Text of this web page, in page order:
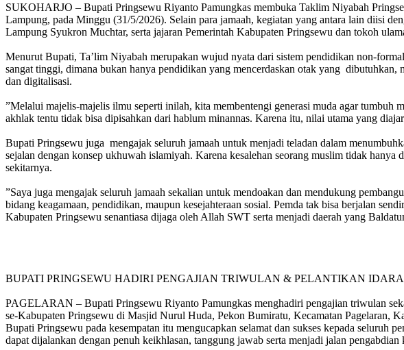
‎SUKOHARJO – Bupati Pringsewu Riyanto Pamungkas membuka Taklim Niyabah
Lampung, pada Minggu (31/5/2026). Selain para jamaah, kegiatan yang antara lain diisi
Lampung Syukron Muchtar, serta jajaran Pemerintah Kabupaten Pringsewu dan tokoh
‎Menurut Bupati, Ta’lim Niyabah merupakan wujud nyata dari sistem pendidikan non-
sangat tinggi, dimana bukan hanya pendidikan yang mencerdaskan otak yang
dan digitalisasi.
‎”Melalui majelis-majelis ilmu seperti inilah, kita membentengi generasi muda agar tumbuh
akhlak tentu tidak bisa dipisahkan dari hablum minannas. Karena itu, nilai utama yang
‎Bupati Pringsewu juga mengajak seluruh jamaah untuk menjadi teladan dalam
sejalan dengan konsep ukhuwah islamiyah. Karena kesalehan seorang muslim tidak
sekitarnya.
‎”Saya juga mengajak seluruh jamaah sekalian untuk mendoakan dan mendukung
bidang keagamaan, pendidikan, maupun kesejahteraan sosial. Pemda tak bisa berjalan
Kabupaten Pringsewu senantiasa dijaga oleh Allah SWT serta menjadi daerah yang
‎BUPATI PRINGSEWU HADIRI PENGAJIAN TRIWULAN & PELANTIKAN
‎PAGELARAN – Bupati Pringsewu Riyanto Pamungkas menghadiri pengajian triwulan
se-Kabupaten Pringsewu di Masjid Nurul Huda, Pekon Bumiratu, Kecamatan Pagelaran,
‎Bupati Pringsewu pada kesempatan itu mengucapkan selamat dan sukses kepada
dapat dijalankan dengan penuh keikhlasan, tanggung jawab serta menjadi jalan pengabdian